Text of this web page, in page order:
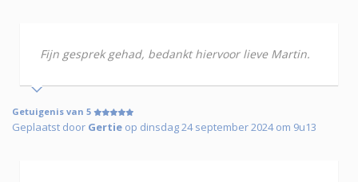
Fijn gesprek gehad, bedankt hiervoor lieve Martin.
Getuigenis van 5
Geplaatst door Gertie op dinsdag 24 september 2024 om 9u13